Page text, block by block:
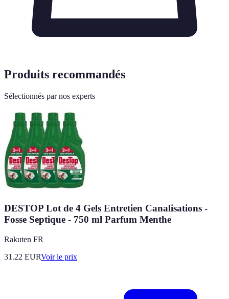
Produits recommandés
Sélectionnés par nos experts
DESTOP Lot de 4 Gels Entretien Canalisations -
Fosse Septique - 750 ml Parfum Menthe
Rakuten FR
31.22 EURVoir le prix